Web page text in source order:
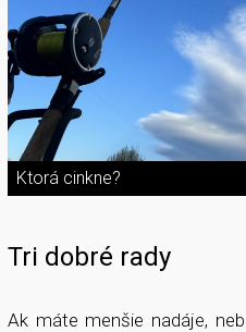
Ktorá cinkne?
Tri dobré rady
Ak máte menšie nadáje,